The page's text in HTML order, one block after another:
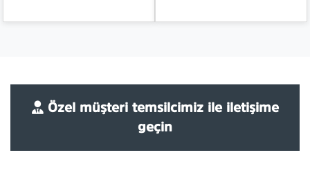
Özel müşteri temsilcimiz ile iletişime
geçin